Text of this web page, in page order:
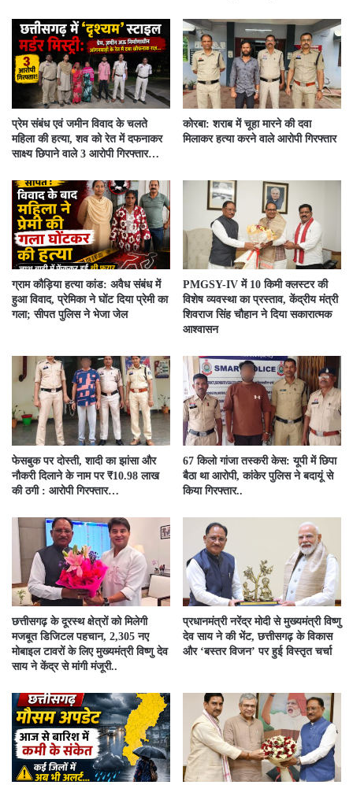
प्रेम संबंध एवं जमीन विवाद के चलते
महिला की हत्या, शव को रेत में दफनाकर
साक्ष्य छिपाने वाले 3 आरोपी गिरफ्तार…
कोरबा: शराब में चूहा मारने की दवा
मिलाकर हत्या करने वाले आरोपी गिरफ्तार
ग्राम कौड़िया हत्या कांड: अवैध संबंध में
हुआ विवाद, प्रेमिका ने घोंट दिया प्रेमी का
गला; सीपत पुलिस ने भेजा जेल
PMGSY-IV में 10 किमी क्लस्टर की
विशेष व्यवस्था का प्रस्ताव, केंद्रीय मंत्री
शिवराज सिंह चौहान ने दिया सकारात्मक
आश्वासन
फेसबुक पर दोस्ती, शादी का झांसा और
नौकरी दिलाने के नाम पर ₹10.98 लाख
की ठगी : आरोपी गिरफ्तार…
67 किलो गांजा तस्करी केस: यूपी में छिपा
बैठा था आरोपी, कांकेर पुलिस ने बदायूं से
किया गिरफ्तार..
छत्तीसगढ़ के दूरस्थ क्षेत्रों को मिलेगी
मजबूत डिजिटल पहचान, 2,305 नए
मोबाइल टावरों के लिए मुख्यमंत्री विष्णु देव
साय ने केंद्र से मांगी मंजूरी..
प्रधानमंत्री नरेंद्र मोदी से मुख्यमंत्री विष्णु
देव साय ने की भेंट, छत्तीसगढ़ के विकास
और ‘बस्तर विजन’ पर हुई विस्तृत चर्चा